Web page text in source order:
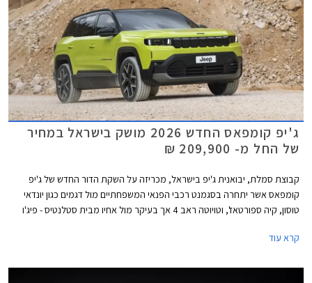
ג'יפ קומפאס החדש 2026 מושק בישראל במחיר
של החל מ- 209,900 ₪
קבוצת סמלת, יבואנית ג'יפ בישראל, מכריזה על השקת הדור החדש של ג'יפ
קומפאס אשר יתחרה בסגמנט רכבי הפנאי המשפחתיים מול דגמים כגון יונדאי
טוסון, קיה ספורטאז', וטויוטה ראב 4 אך בעיקר מול אחיו מבית סטלנטיס - פיג'ו
ופלטפורמה זהות במחירים זולים משמעותית.
קרא עוד